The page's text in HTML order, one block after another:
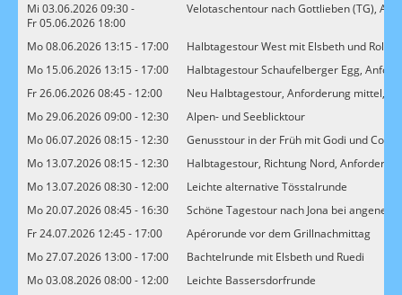
Mi 03.06.2026 09:30 -
Fr 05.06.2026 18:00
Velotaschentour nach Gottlieben (TG),
Mo 08.06.2026 13:15 - 17:00
Halbtagestour West mit Elsbeth und Roli
Mo 15.06.2026 13:15 - 17:00
Halbtagestour Schaufelberger Egg,
Fr 26.06.2026 08:45 - 12:00
Neu Halbtagestour, Anforderung mittel,
Mo 29.06.2026 09:00 - 12:30
Alpen- und Seeblicktour
Mo 06.07.2026 08:15 - 12:30
Genusstour in der Früh mit Godi und Co.
Mo 13.07.2026 08:15 - 12:30
Halbtagestour, Richtung Nord,
Mo 13.07.2026 08:30 - 12:00
Leichte alternative Tösstalrunde
Mo 20.07.2026 08:45 - 16:30
Schöne Tagestour nach Jona bei
Fr 24.07.2026 12:45 - 17:00
Apérorunde vor dem Grillnachmittag
Mo 27.07.2026 13:00 - 17:00
Bachtelrunde mit Elsbeth und Ruedi
Mo 03.08.2026 08:00 - 12:00
Leichte Bassersdorfrunde